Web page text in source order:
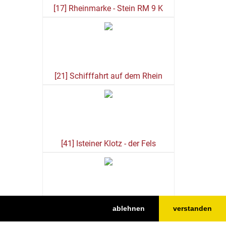
ablehnen verstanden
[17] Rheinmarke - Stein RM 9 K
[21] Schifffahrt auf dem Rhein
[41] Isteiner Klotz - der Fels
[45] Isteiner Klotz -
Hochwassermarke